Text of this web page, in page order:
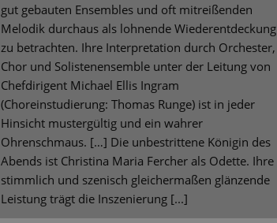
gut gebauten Ensembles und oft mitreißenden
Melodik durchaus als lohnende Wiederentdeckung
zu betrachten. Ihre Interpretation durch Orchester,
Chor und Solistenensemble unter der Leitung von
Chefdirigent Michael Ellis Ingram
(Choreinstudierung: Thomas Runge) ist in jeder
Hinsicht mustergültig und ein wahrer
Ohrenschmaus. […] Die unbestrittene Königin des
Abends ist Christina Maria Fercher als Odette. Ihre
stimmlich und szenisch gleichermaßen glänzende
Leistung trägt die Inszenierung [...]